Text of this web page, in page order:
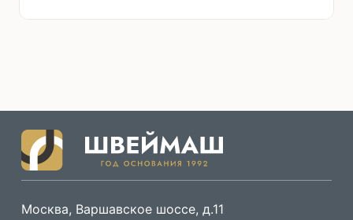
Москва, Варшавское шоссе, д.11